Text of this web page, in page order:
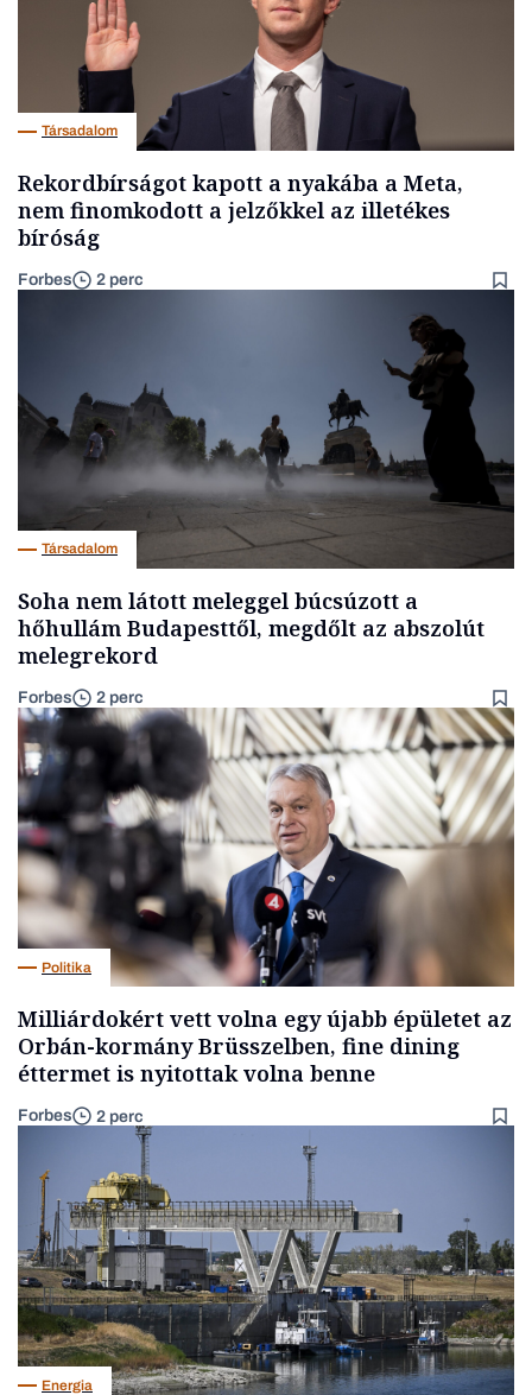
Társadalom
Rekordbírságot kapott a nyakába a Meta,
nem finomkodott a jelzőkkel az illetékes
bíróság
Forbes 2 perc
Társadalom
Soha nem látott meleggel búcsúzott a
hőhullám Budapesttől, megdőlt az abszolút
melegrekord
Forbes 2 perc
Politika
Milliárdokért vett volna egy újabb épületet az
Orbán-kormány Brüsszelben, fine dining
éttermet is nyitottak volna benne
Forbes 2 perc
Energia